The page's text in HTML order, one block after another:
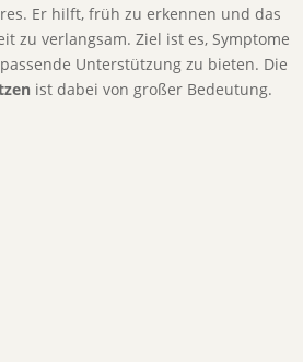
Er hilft, früh zu erkennen und das
zu verlangsam. Ziel ist es, Symptome
Unterstützung zu bieten. Die
ist dabei von großer Bedeutung.